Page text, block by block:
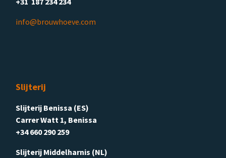
info@brouwhoeve.com
Slijterij
Slijterij Benissa (ES)
Carrer Watt 1, Benissa
+34 660 290 259
Slijterij Middelharnis (NL)